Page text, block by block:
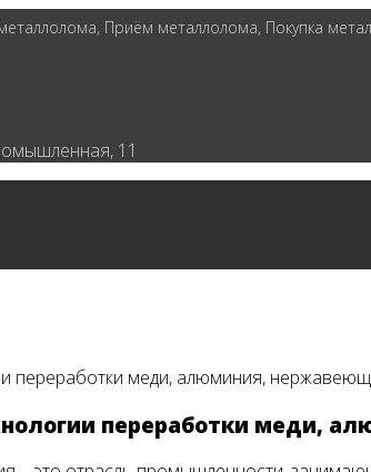
Приём металлолома, Покупка
11
переработки меди, алюминия,
переработки меди,